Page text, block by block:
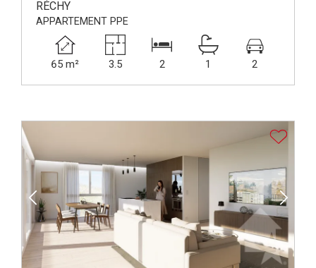
RÉCHY
APPARTEMENT PPE
65 m² 3.5 2 1 2